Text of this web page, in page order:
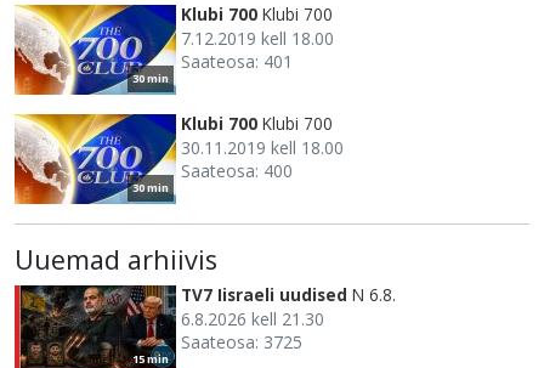
30 min
Klubi 700 Klubi 700
7.12.2019 kell 18.00
Saateosa: 401
30 min
Klubi 700 Klubi 700
30.11.2019 kell 18.00
Saateosa: 400
Uuemad arhiivis
15 min
TV7 Iisraeli uudised N 6.8.
6.8.2026 kell 21.30
Saateosa: 3725